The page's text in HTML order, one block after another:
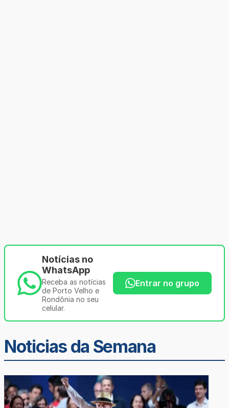
Notícias no
WhatsApp
Receba as notícias
de Porto Velho e
Rondônia no seu
celular.
Entrar no grupo
Noticias da Semana